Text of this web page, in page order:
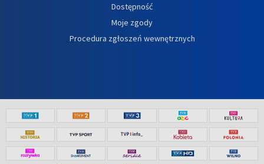
Dostępność
Moje zgody
Procedura zgłoszeń wewnętrznych